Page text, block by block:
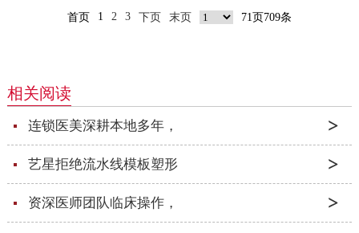
首页 1 2 3 下页 末页 71页709条
相关阅读
连锁医美深耕本地多年，
艺星拒绝流水线模板塑形
资深医师团队临床操作，